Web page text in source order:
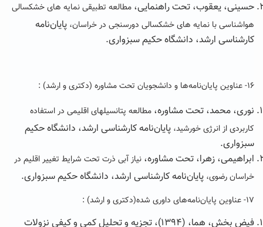
حسینی، یعقوب، تحت راهنمایی، مطالعه تطبیقی نمایه های خشکسالی
هواشناسی با نمایه های خشکسالی دورسنجی در خراسان، پایان‌نامه
کارشناسی ارشد، دانشگاه حکیم سبزواری.
۱۶- عناوین پایان‌نامه‌ها و دانشجویان تحت مشاوره (دکتری و ارشد) :
نوری، محمد، تحت مشاوره، مطالعه پتانسیلهای اقلیمی در استفاده
کاربردی از انرژی خورشید، پایان‌نامه کارشناسی ارشد، دانشگاه حکیم
سبزواری.
ابراهیمی، زهرا، تحت مشاوره، نیاز آبی ذرت تحت شرایط تغییر اقلیم در
خراسان رضوی، پایان‌نامه کارشناسی ارشد، دانشگاه حکیم سبزواری.
۱۷- عناوین پایان‌نامه‌های داوری شده(دکتری و ارشد) :
فیض بخش، هما، (۱۳۹۴)، تجزیه و تحلیل کمی و کیفی نزولات